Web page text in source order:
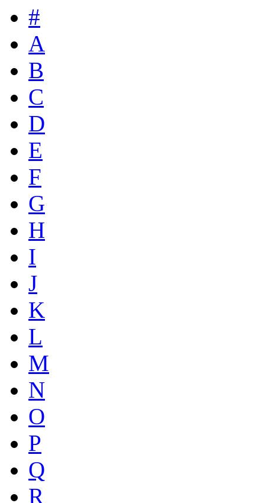
#
A
B
C
D
E
F
G
H
I
J
K
L
M
N
O
P
Q
R